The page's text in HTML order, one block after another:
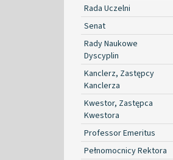
Rada Uczelni
Senat
Rady Naukowe
Dyscyplin
Kanclerz, Zastępcy
Kanclerza
Kwestor, Zastępca
Kwestora
Professor Emeritus
Pełnomocnicy Rektora